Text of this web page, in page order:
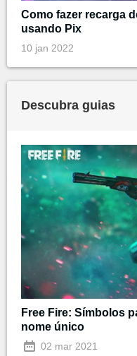
Como fazer recarga
usando Pix
10 jan 2022
Descubra guias
Free Fire: Símbolos
nome único
02 mar 2021